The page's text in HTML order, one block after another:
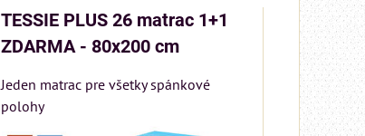
TESSIE PLUS 26 matrac 1+1
ZDARMA - 80x200 cm
Jeden matrac pre všetky spánkové
polohy